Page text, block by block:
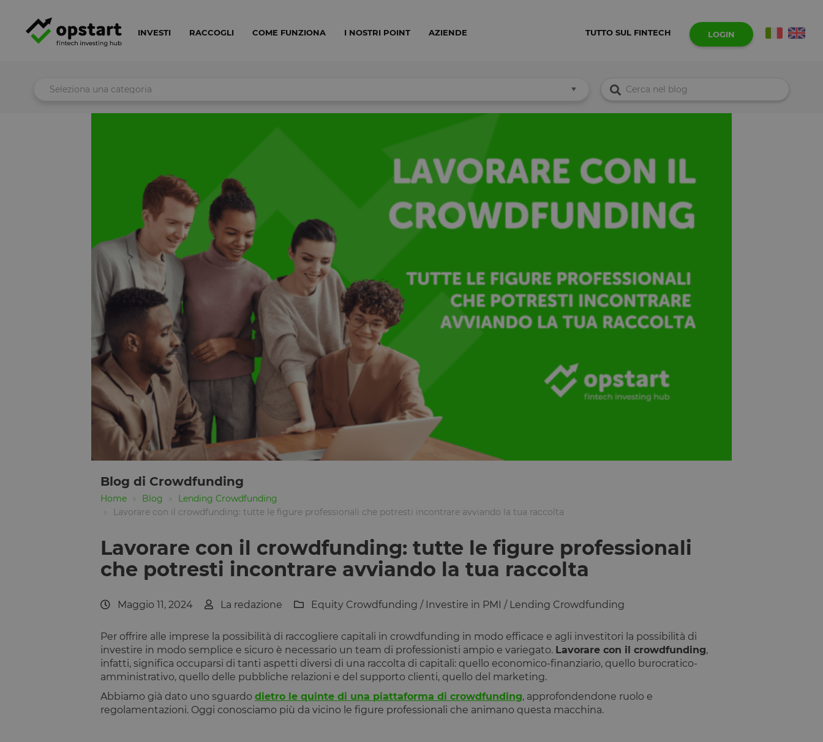
INVESTI RACCOGLI COME FUNZIONA I NOSTRI POINT AZIENDE TUTTO SUL FINTECH LOGIN
Seleziona una categoria
Blog di Crowdfunding
Home Blog
Lending Crowdfunding
Lavorare con il crowdfunding: tutte le figure professionali che potresti incontrare avviando la tua raccolta
Lavorare con il crowdfunding: tutte le figure professionali
che potresti incontrare avviando la tua raccolta
Maggio 11, 2024 La redazione Equity Crowdfunding / Investire in PMI / Lending Crowdfunding
Per offrire alle imprese la possibilità di raccogliere capitali in crowdfunding in modo efficace e agli investitori la possibilità di
investire in modo semplice e sicuro è necessario un team di professionisti ampio e variegato. Lavorare con il crowdfunding,
infatti, significa occuparsi di tanti aspetti diversi di una raccolta di capitali: quello economico-finanziario, quello burocratico-
amministrativo, quello delle pubbliche relazioni e del supporto clienti, quello del marketing.
Abbiamo già dato uno sguardo dietro le quinte di una piattaforma di crowdfunding, approfondendone ruolo e
regolamentazioni. Oggi conosciamo più da vicino le figure professionali che animano questa macchina.